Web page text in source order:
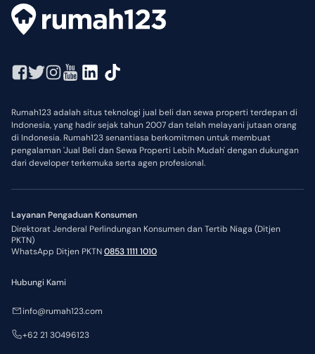
Rumah123 adalah situs teknologi jual beli dan sewa properti terdepan di
Indonesia, yang hadir sejak tahun 2007 dan telah melayani jutaan orang
di Indonesia. Rumah123 senantiasa berkomitmen untuk membuat
pengalaman 'Jual Beli dan Sewa Properti Lebih Mudah' dengan dukungan
dari developer terkemuka serta agen profesional.
Layanan Pengaduan Konsumen
Direktorat Jenderal Perlindungan Konsumen dan Tertib Niaga (Ditjen
PKTN)
WhatsApp Ditjen PKTN0853 1111 1010
Hubungi Kami
info@rumah123.com
+62 21 30496123